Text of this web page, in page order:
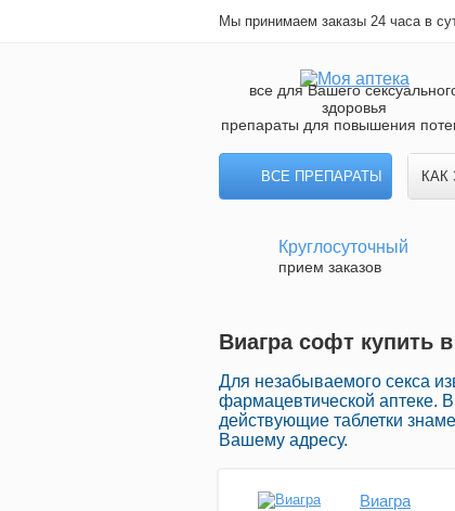
Мы принимаем заказы 24 часа в
все для Вашего
здоровья
препараты для повышения
ВСЕ ПРЕПАРАТЫ КАК
Круглосуточный
прием заказов
Виагра софт купить
Для незабываемого секса
фармацевтической аптеке.
действующие таблетки
Вашему адресу.
Виагра